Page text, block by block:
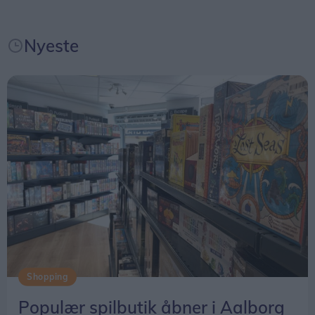
Datoen for åbningen af den butik ligger endnu
Nyeste
Shopping
Populær spilbutik åbner i Aalborg